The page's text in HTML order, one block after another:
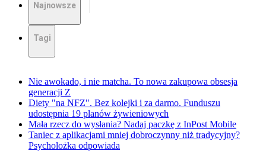
Najnowsze
Tagi
Nie awokado, i nie matcha. To nowa zakupowa obsesja
generacji Z
Diety "na NFZ". Bez kolejki i za darmo. Funduszu
udostępnia 19 planów żywieniowych
Mała rzecz do wysłania? Nadaj paczkę z InPost Mobile
Taniec z aplikacjami mniej dobroczynny niż tradycyjny?
Psycholożka odpowiada